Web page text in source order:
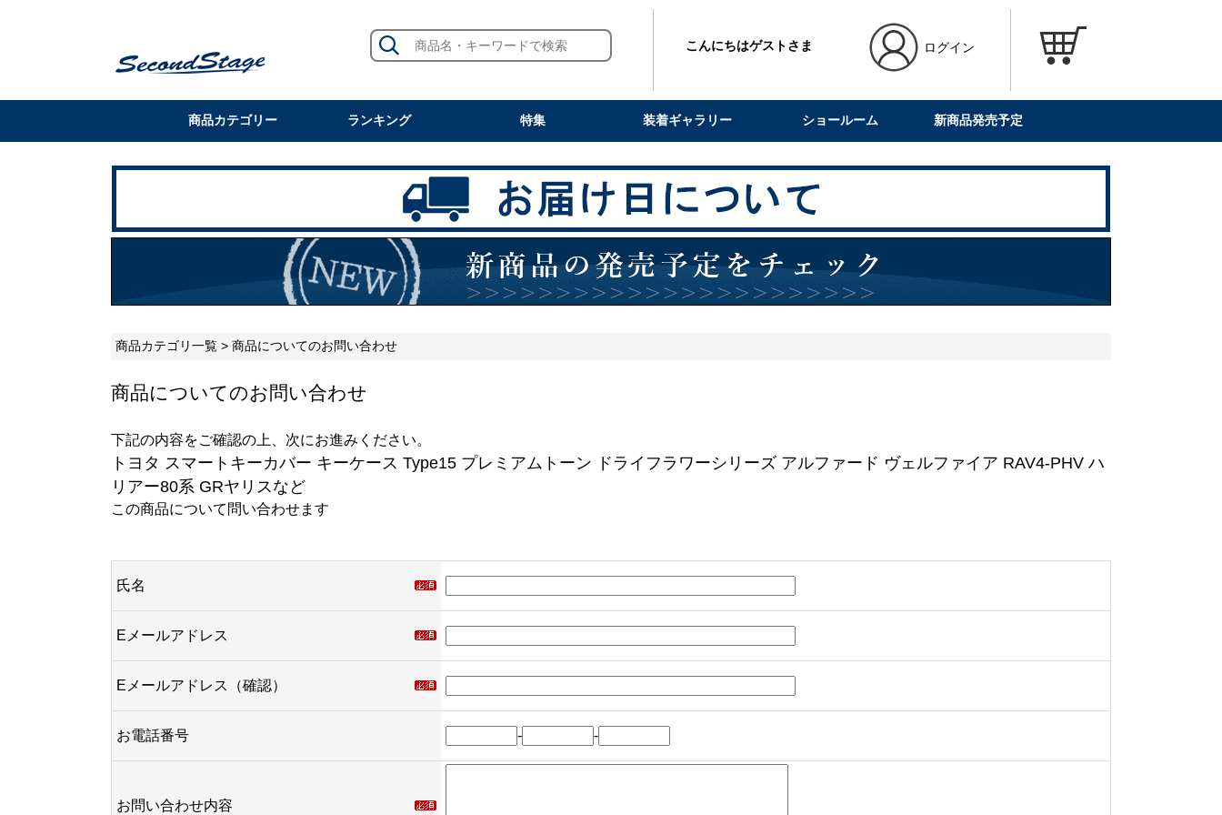
こんにちはゲストさま ログイン
商品カテゴリー ランキング 特集 装着ギャラリー ショールーム 新商品発売予定
商品カテゴリ一覧 > 商品についてのお問い合わせ
商品についてのお問い合わせ
下記の内容をご確認の上、次にお進みください。
トヨタ スマートキーカバー キーケース Type15 プレミアムトーン ドライフラワーシリーズ アルファード ヴェルファイア RAV4-PHV ハ
リアー80系 GRヤリスなど
この商品について問い合わせます
氏名
Eメールアドレス
Eメールアドレス（確認）
お電話番号 - -
お問い合わせ内容